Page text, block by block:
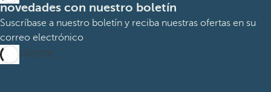
novedades con nuestro boletín
Suscríbase a nuestro boletín y reciba nuestras ofertas en su
correo electrónico
Suscribirme